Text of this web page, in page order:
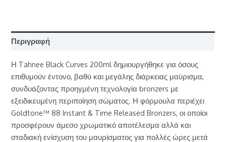
Περιγραφή
Η Tahnee Black Curves 200ml δημιουργήθηκε για όσους
επιθυμούν έντονο, βαθύ και μεγάλης διάρκειας μαύρισμα,
συνδυάζοντας προηγμένη τεχνολογία bronzers με
εξειδικευμένη περιποίηση σώματος. Η φόρμουλα περιέχει
Goldtone™ 88 Instant & Time Released Bronzers, οι οποίοι
προσφέρουν άμεσο χρωματικό αποτέλεσμα αλλά και
σταδιακή ενίσχυση του μαυρίσματος για πολλές ώρες μετά